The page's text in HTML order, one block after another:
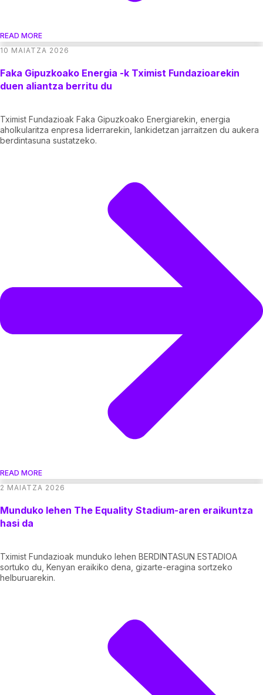
READ MORE
10 MAIATZA 2026
Faka Gipuzkoako Energia -k Tximist Fundazioarekin
duen aliantza berritu du
Tximist Fundazioak Faka Gipuzkoako Energiarekin, energia
aholkularitza enpresa liderrarekin, lankidetzan jarraitzen du aukera
berdintasuna sustatzeko.
READ MORE
2 MAIATZA 2026
Munduko lehen The Equality Stadium-aren eraikuntza
hasi da
Tximist Fundazioak munduko lehen BERDINTASUN ESTADIOA
sortuko du, Kenyan eraikiko dena, gizarte-eragina sortzeko
helburuarekin.